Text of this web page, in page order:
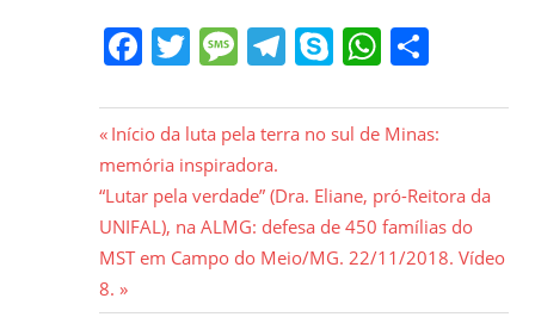
Facebook
Twitter
Message
Telegram
SkypeShare
Navegação
de
Post
Previous
Post:
Início da luta pela terra no sul de Minas:
memória inspiradora.
Next
Post:
“Lutar pela verdade” (Dra. Eliane, pró-Reitora da
UNIFAL), na ALMG: defesa de 450 famílias do
MST em Campo do Meio/MG. 22/11/2018. Vídeo
8.